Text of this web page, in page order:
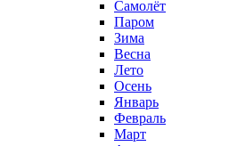
Самолёт
Паром
Зима
Весна
Лето
Осень
Январь
Февраль
Март